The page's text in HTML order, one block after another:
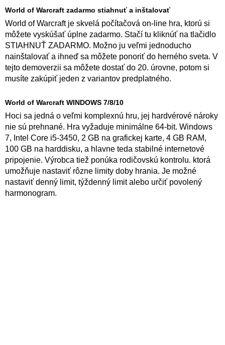
World of Warcraft zadarmo stiahnuť a inštalovať
World of Warcraft je skvelá počítačová on-line hra, ktorú si
môžete vyskúšať úplne zadarmo. Stačí tu kliknúť na tlačidlo
STIAHNUŤ ZADARMO. Možno ju veľmi jednoducho
nainštalovať a ihneď sa môžete ponoriť do herného sveta. V
tejto demoverzii sa môžete dostať do 20. úrovne, potom si
musíte zakúpiť jeden z variantov predplatného.
World of Warcraft WINDOWS 7/8/10
Hoci sa jedná o veľmi komplexnú hru, jej hardvérové ​​nároky
nie sú prehnané. Hra vyžaduje minimálne 64-bit. Windows
7, Intel Core i5-3450, 2 GB na grafickej karte, 4 GB RAM,
100 GB na harddisku, a hlavne teda stabilné internetové
pripojenie. Výrobca tiež ponúka rodičovskú kontrolu. ktorá
umožňuje nastaviť rôzne limity doby hrania. Je možné
nastaviť denný limit, týždenný limit alebo určiť povolený
harmonogram.